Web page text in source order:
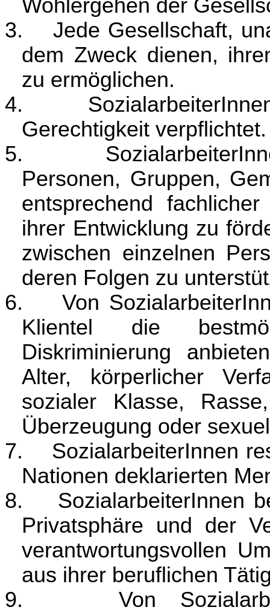
Wohlergehen der
3.
Jede Gesellschaft,
dem Zweck dienen,
zu ermöglichen.
4.
Gerechtigkeit verpflichtet.
5.
Personen, Gruppen,
entsprechend
ihrer Entwicklung zu
zwischen einzelnen
deren Folgen zu
6.
Von
Klientel die
Diskriminierung
Alter, körperlicher
sozialer Klasse,
Überzeugung oder
7.
SozialarbeiterInnen
Nationen deklarierten
8.
SozialarbeiterInnen
Privatsphäre und der
verantwortungsvollen
aus ihrer beruflichen
9.
Von